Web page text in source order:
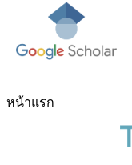
หน้าแรก